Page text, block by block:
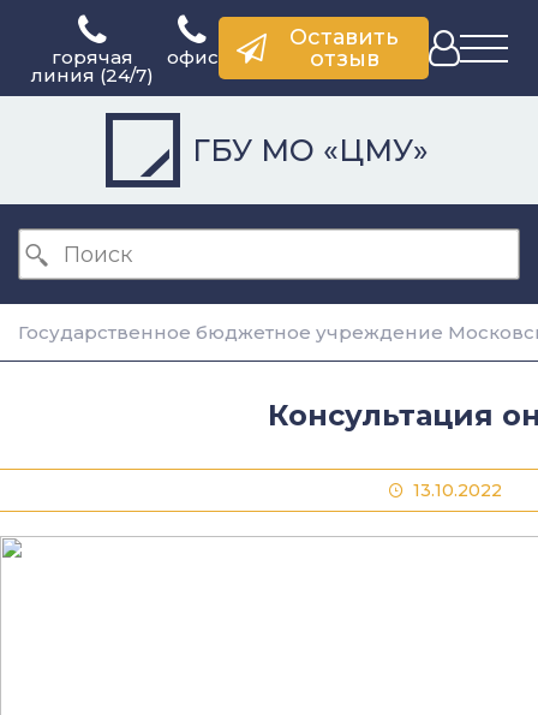
горячая
линия (24/7)
офис
Оставить
отзыв
ГБУ МО «ЦМУ»
Государственное бюджетное учреждение
Консультация
13.10.2022